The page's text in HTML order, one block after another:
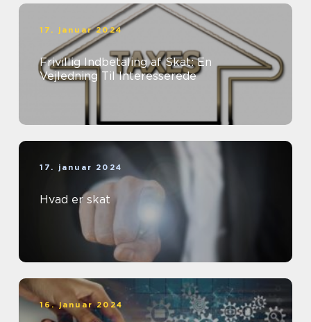
17. januar 2024
Frivillig Indbetaling af Skat: En
Vejledning Til Interesserede
17. januar 2024
Hvad er skat
16. januar 2024